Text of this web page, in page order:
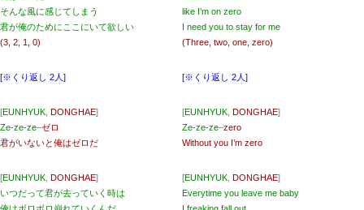
そんな風に感じてしまう
君が俺のためにここにいて欲しい
(3, 2, 1, 0)
[※くり返し 2人]
[EUNHYUK DONGHAE]
Ze-ze-ze–ゼロ
君がいないと俺はゼロだ
[EUNHYUK DONGHAE]
いつだって君が去っていく時は
like I’m on zero
I need you to stay for me
(Three, two, one, zero)
[※くり返し 2人]
[EUNHYUK DONGHAE]
Ze-ze-ze–zero
Without you I’m zero
[EUNHYUK DONGHAE]
Everytime you leave me baby